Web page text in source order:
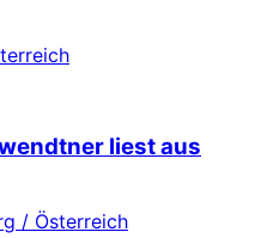
liest aus
/ Österreich